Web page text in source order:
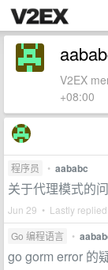
V2EX
+08:00
程序员 • aababc
关于代理模式的
Jun 29 • Lastly
Go 编程语言 •
go gorm error 的